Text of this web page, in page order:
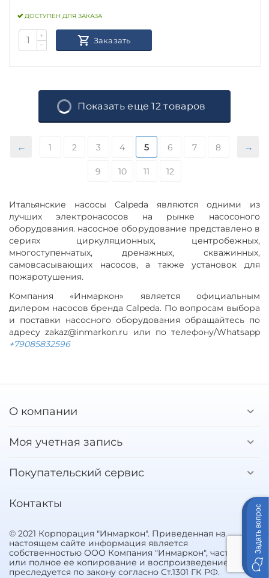
Итальянские насосы Calpeda являются одними из
лучших электронасосов на рынке насосоного
оборудования. насосное оборудование представлено в
сериях циркуляционных, центробежных,
многоступенчатых, дренажных, скважинных,
самовсасывающих насосов, а также установок для
пожаротушения.
Компания «Инмаркон» является официальным
дилером насосов бренда Calpeda. По вопросам выбора
и поставки насосного оборудования обращайтесь по
адресу zakaz@inmarkon.ru или по телефону/Whatsapp
+79085832596
ДОСТУПЕН ДЛЯ ЗАКАЗА
+
−
Заказать
Показать еще 12 товаров
1 2 3 4 5 6 7 8
9 10 11 12
О компании
Моя учетная запись
Покупательский сервис
Контакты
© 2021 Корпорация "Инмаркон". Приведенная на
настоящем сайте информация является
собственностью ООО Компания "Инмаркон", частичное
или полное ее копирование и воспроизведение
преследуется по закону согласно Ст.1301 ГК РФ.
Задать вопрос